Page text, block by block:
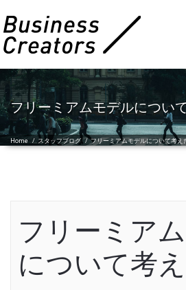
フリーミアムモデルについ
Home / スタッフブログ /フリーミアムモデルについて考え
フリーミア
について考